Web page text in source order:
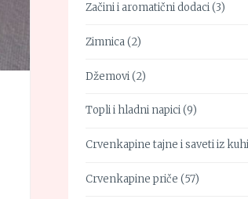
Začini i aromatični dodaci(3)
Zimnica(2)
Džemovi(2)
Topli i hladni napici(9)
Crvenkapine tajne i saveti iz
Crvenkapine priče (57)